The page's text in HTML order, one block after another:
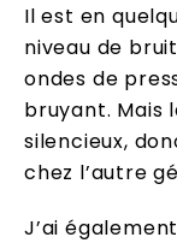
Il est en
niveau de
ondes de
bruyant. Mais
silencieux,
chez l’autre
J’ai